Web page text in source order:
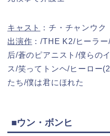
キャスト
：チ・チャンウク
出演作 ：/THE K2/ヒーラ
后/蒼のピアニスト/僕らの
ス/笑ってトンヘ/ヒーロー
たち/僕は君にほれた
■ウン・ボンヒ